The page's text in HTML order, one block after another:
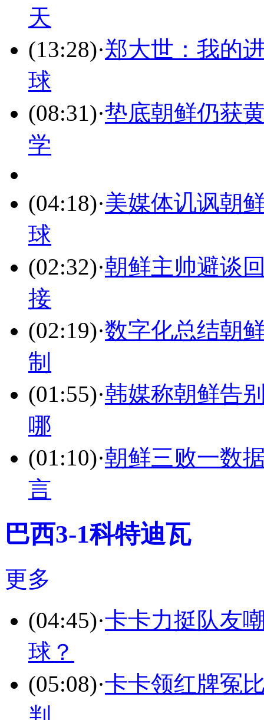
天
(13:28)·郑大世：我的
球
(08:31)·垫底朝鲜仍获
学
(04:18)·美媒体讥讽朝
球
(02:32)·朝鲜主帅避谈
接
(02:19)·数字化总结朝
制
(01:55)·韩媒称朝鲜告
哪
(01:10)·朝鲜三败一数
言
巴西3-1科特迪瓦
更多
(04:45)·卡卡力挺队友
球？
(05:08)·卡卡领红牌冤